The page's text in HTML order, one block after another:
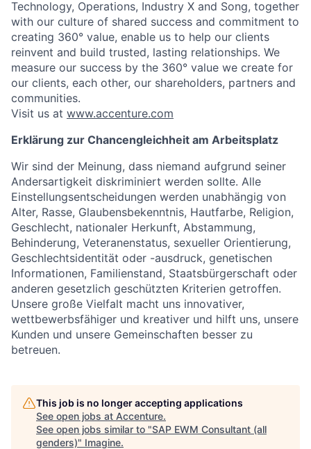
Technology, Operations, Industry X and Song, together
with our culture of shared success and commitment to
creating 360° value, enable us to help our clients
reinvent and build trusted, lasting relationships. We
measure our success by the 360° value we create for
our clients, each other, our shareholders, partners and
communities.
Visit us at www.accenture.com
Erklärung zur Chancengleichheit am Arbeitsplatz
Wir sind der Meinung, dass niemand aufgrund seiner
Andersartigkeit diskriminiert werden sollte. Alle
Einstellungsentscheidungen werden unabhängig von
Alter, Rasse, Glaubensbekenntnis, Hautfarbe, Religion,
Geschlecht, nationaler Herkunft, Abstammung,
Behinderung, Veteranenstatus, sexueller Orientierung,
Geschlechtsidentität oder -ausdruck, genetischen
Informationen, Familienstand, Staatsbürgerschaft oder
anderen gesetzlich geschützten Kriterien getroffen.
Unsere große Vielfalt macht uns innovativer,
wettbewerbsfähiger und kreativer und hilft uns, unsere
Kunden und unsere Gemeinschaften besser zu
betreuen.
This job is no longer accepting applications
See open jobs at Accenture.
See open jobs similar to "SAP EWM Consultant (all
genders)" Imagine.